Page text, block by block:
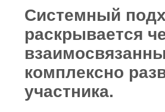
Системный
раскрывается
комплексно
участника.